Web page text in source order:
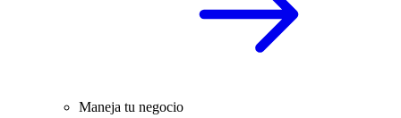
Maneja tu negocio